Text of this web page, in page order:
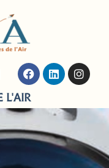
L'AIR